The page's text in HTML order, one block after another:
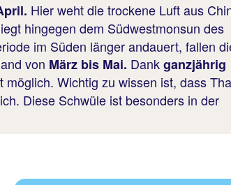
Hier weht die trockene Luft aus
hingegen dem Südwestmonsun des
im Süden länger andauert, fallen
von März bis Mai. Dankganzjährig
Wichtig zu wissen ist, dass
Diese Schwüle ist besonders in der